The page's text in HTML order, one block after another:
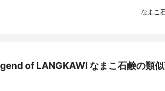
なまこ
of LANGKAWI なまこ石鹸の類